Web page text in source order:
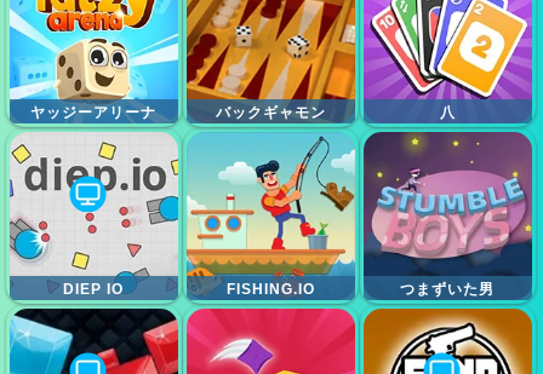
ヤッジーアリーナ バックギャモン 八
DIEP IO FISHING.IO つまずいた男